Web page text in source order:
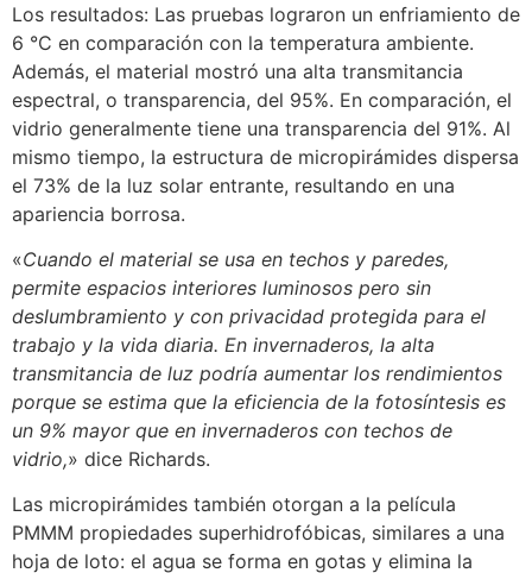
Los resultados: Las pruebas lograron un enfriamiento de
6 °C en comparación con la temperatura ambiente.
Además, el material mostró una alta transmitancia
espectral, o transparencia, del 95%. En comparación, el
vidrio generalmente tiene una transparencia del 91%. Al
mismo tiempo, la estructura de micropirámides dispersa
el 73% de la luz solar entrante, resultando en una
apariencia borrosa.
«Cuando el material se usa en techos y paredes,
permite espacios interiores luminosos pero sin
deslumbramiento y con privacidad protegida para el
trabajo y la vida diaria. En invernaderos, la alta
transmitancia de luz podría aumentar los rendimientos
porque se estima que la eficiencia de la fotosíntesis es
un 9% mayor que en invernaderos con techos de
vidrio,» dice Richards.
Las micropirámides también otorgan a la película
PMMM propiedades superhidrofóbicas, similares a una
hoja de loto: el agua se forma en gotas y elimina la